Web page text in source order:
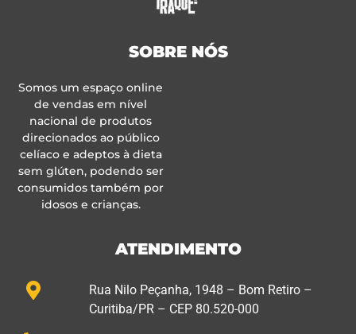
SOBRE NÓS
Somos um espaço online
de vendas em nível
nacional de produtos
direcionados ao público
celíaco e adeptos à dieta
sem glúten, podendo ser
consumidos também por
idosos e crianças.
ATENDIMENTO
Rua Nilo Peçanha, 1948 – Bom Retiro –
Curitiba/PR – CEP 80.520-000